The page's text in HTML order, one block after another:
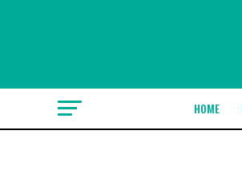
HOME